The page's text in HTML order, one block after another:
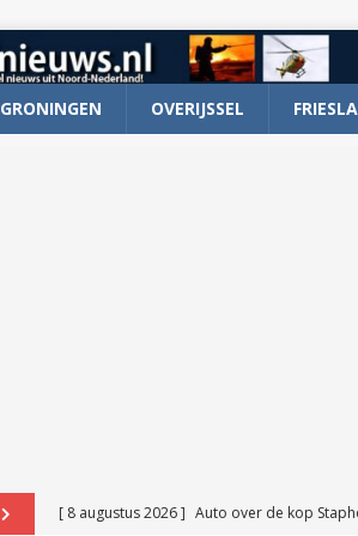
GRONINGEN OVERIJSSEL
[ 8 augustus 2026 ] Auto over de kop